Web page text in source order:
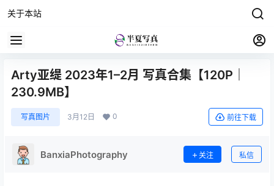
关于本站
Arty亚缇 2023年1–2月 写真合集【120P｜
230.9MB】
写真图片 3月12日 0 前往下载
BanxiaPhotography 关注 私信